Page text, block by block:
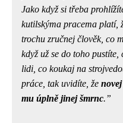
Jako když si třeba
kutilskýma pracema platí,
trochu zručnej člověk, co
když už se do toho
lidi, co koukaj na
práce, tak uvidíte, že
mu úplně jinej šmrnc.